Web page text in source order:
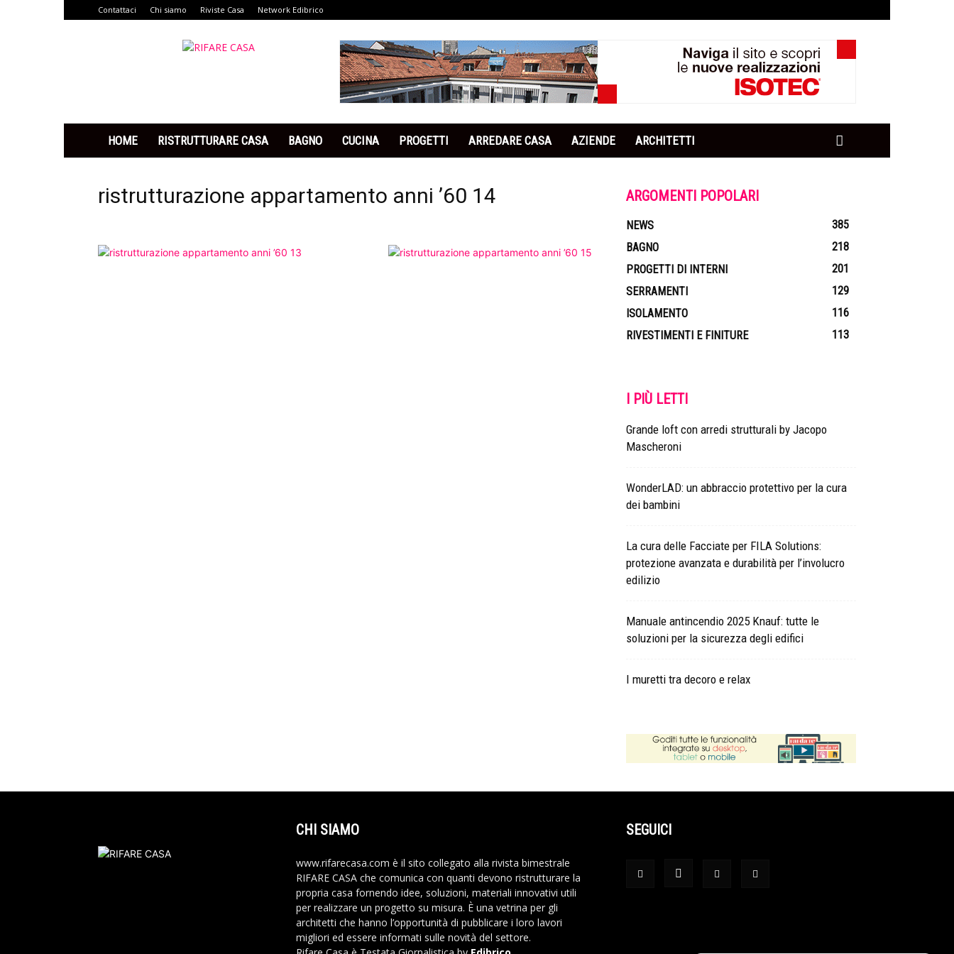
Contattaci Chi siamo Riviste Casa Network Edibrico
HOME RISTRUTTURARE CASA BAGNO CUCINA PROGETTI ARREDARE CASA AZIENDE ARCHITETTI
ristrutturazione appartamento anni ’60 14 ARGOMENTI POPOLARI
NEWS
385
BAGNO
218
PROGETTI DI INTERNI
201
SERRAMENTI
129
ISOLAMENTO
116
RIVESTIMENTI E FINITURE
113
I PIÙ LETTI
Grande loft con arredi strutturali by Jacopo
Mascheroni
WonderLAD: un abbraccio protettivo per la cura
dei bambini
La cura delle Facciate per FILA Solutions:
protezione avanzata e durabilità per l’involucro
edilizio
Manuale antincendio 2025 Knauf: tutte le
soluzioni per la sicurezza degli edifici
I muretti tra decoro e relax
CHI SIAMO
www.rifarecasa.com è il sito collegato alla rivista bimestrale
RIFARE CASA che comunica con quanti devono ristrutturare la
propria casa fornendo idee, soluzioni, materiali innovativi utili
per realizzare un progetto su misura. È una vetrina per gli
architetti che hanno l’opportunità di pubblicare i loro lavori
migliori ed essere informati sulle novità del settore.
SEGUICI